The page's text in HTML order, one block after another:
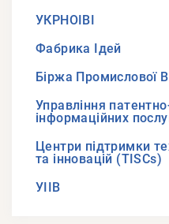
УКРНОІВІ
Фабрика Ідей
Біржа Промислової
Управління
інформаційних
Центри підтримки
та інновацій (TISCs)
УІІВ